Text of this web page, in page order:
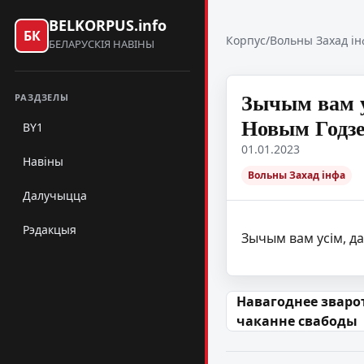
БК
BELKORPUS.info
БЕЛАРУСКІЯ НАВІНЫ
РАЗДЗЕЛЫ
BY1
Навіны
Далучыцца
Рэдакцыя
Корпус/Вольны Захад
Зычым вам
Новым Годзе
01.01.2023
Вольны Захад інфа
Зычым вам усім,
Навігацыя па
Навагоднее
чаканне свабоды